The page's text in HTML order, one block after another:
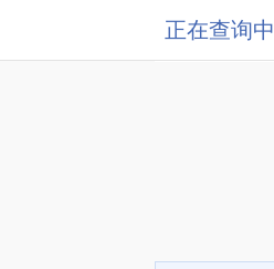
正在查询中